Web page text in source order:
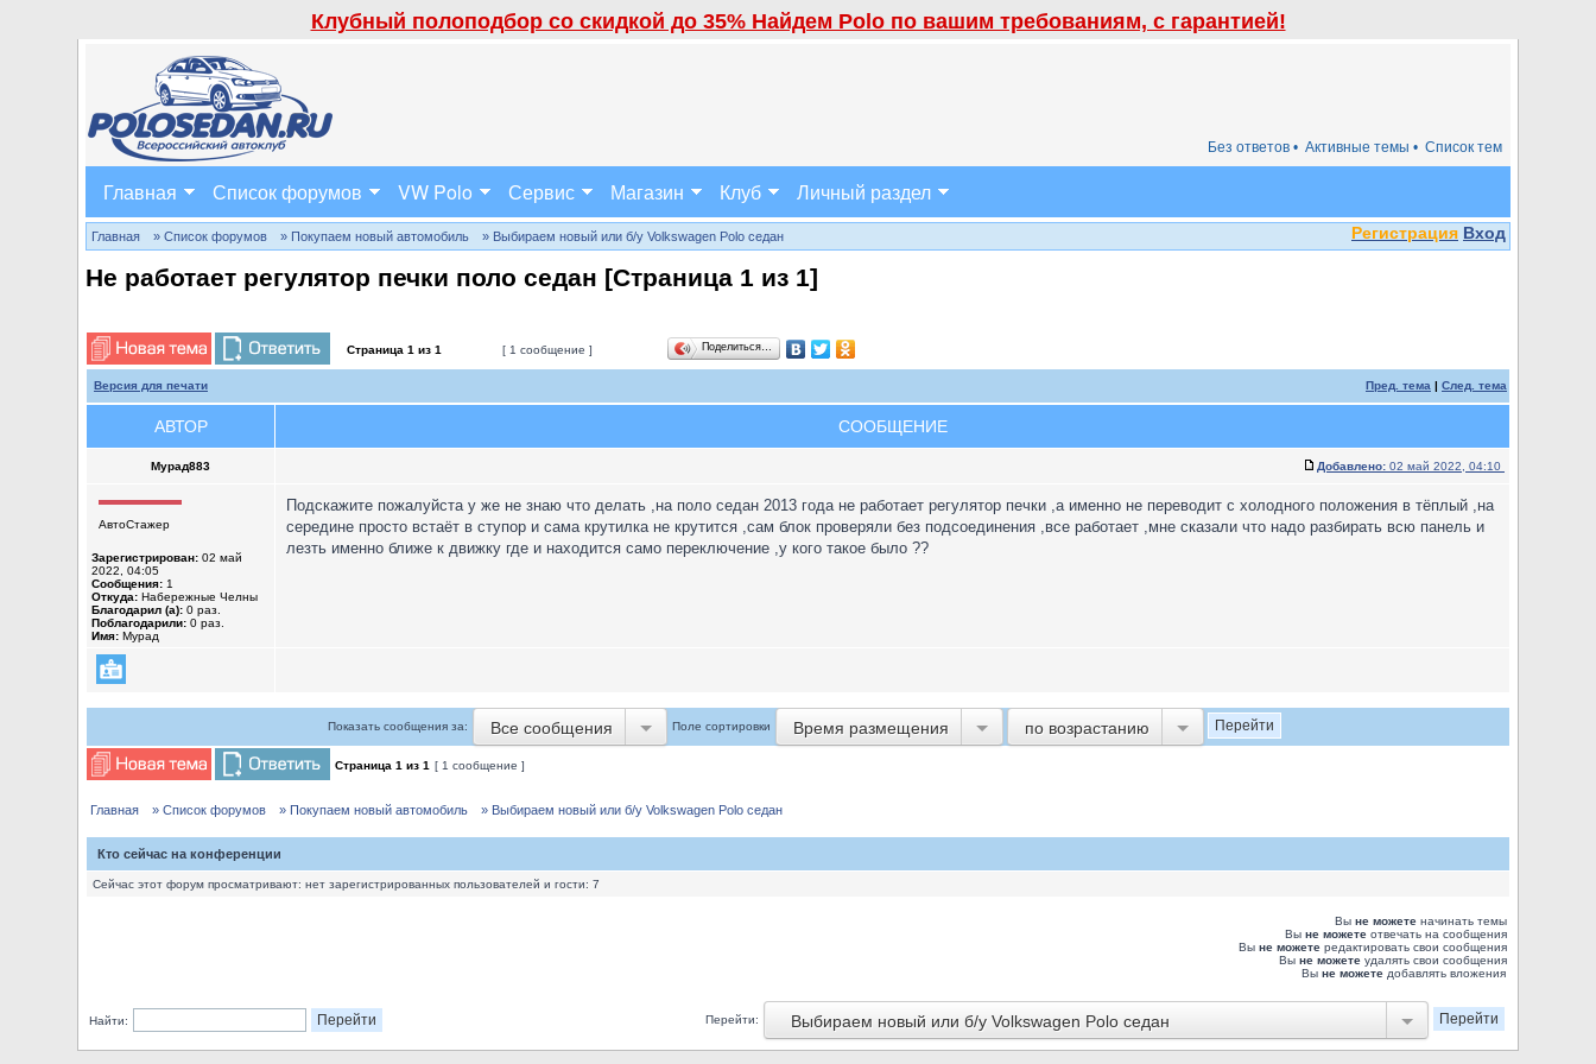
Клубный полоподбор со скидкой до 35% Найдем Polo по вашим требованиям, с гарантией!
Список тем
Активные темы •
Без ответов •
Главная Список форумов VW Polo Сервис Магазин Клуб Личный раздел
Регистрация Вход
Главная » Список форумов » Покупаем новый автомобиль » Выбираем новый или б/у Volkswagen Polo седан
Не работает регулятор печки поло седан [Страница 1 из 1]
Страница 1 из 1 [ 1 сообщение ] Поделиться…
Версия для печати Пред. тема | След. тема
АВТОР СООБЩЕНИЕ
Мурад883 Добавлено: 02 май 2022, 04:10
АвтоСтажер
Зарегистрирован: 02 май
2022, 04:05
Сообщения: 1
Откуда: Набережные Челны
Благодарил (а): 0 раз.
Поблагодарили: 0 раз.
Имя: Мурад
Подскажите пожалуйста у же не знаю что делать ,на поло седан 2013 года не работает регулятор печки ,а именно не переводит с холодного положения в тёплый ,на
середине просто встаёт в ступор и сама крутилка не крутится ,сам блок проверяли без подсоединения ,все работает ,мне сказали что надо разбирать всю панель и
лезть именно ближе к движку где и находится само переключение ,у кого такое было ??
Показать сообщения за: Все сообщения Поле сортировки Время размещения по возрастанию
Страница 1 из 1 [ 1 сообщение ]
Главная » Список форумов » Покупаем новый автомобиль » Выбираем новый или б/у Volkswagen Polo седан
Кто сейчас на конференции
Сейчас этот форум просматривают: нет зарегистрированных пользователей и гости: 7
Вы не можете начинать темы
Вы не можете отвечать на сообщения
Вы не можете редактировать свои сообщения
Вы не можете удалять свои сообщения
Вы не можете добавлять вложения
Найти: Перейти: Выбираем новый или б/у Volkswagen Polo седан